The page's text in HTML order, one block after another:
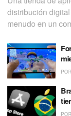
distribución
menudo en un
POR
POR